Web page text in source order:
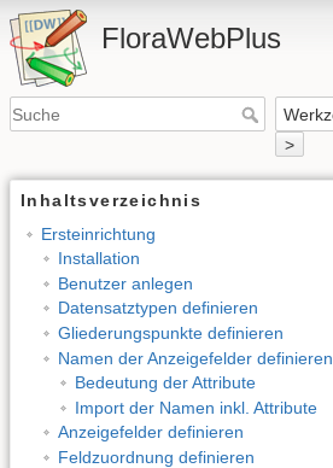
FloraWebPlus
>
Inhaltsverzeichnis
Ersteinrichtung
Installation
Benutzer anlegen
Datensatztypen definieren
Gliederungspunkte definieren
Namen der Anzeigefelder definieren
Bedeutung der Attribute
Import der Namen inkl. Attribute
Anzeigefelder definieren
Feldzuordnung definieren